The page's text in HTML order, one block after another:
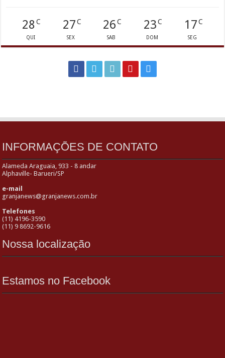
28C
QUI
27C
SEX
26 C
SAB
23C
DOM
17C
SEG
INFORMAÇÕES DE CONTATO
Alameda Araguaia, 933 - 8 andar
Alphaville- Barueri/SP
e-mail
granjanews@granjanews.com.br
Telefones
(11) 4196-3590
(11) 9 8692-9616
Nossa localização
Estamos no Facebook